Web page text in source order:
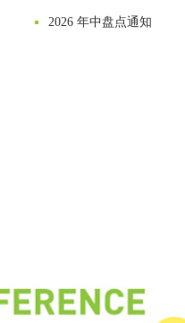
2026 年中盘点通知